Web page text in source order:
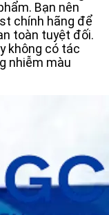
Bạn nên
chính hãng để
toàn tuyệt đối.
không có tác
nhiễm màu